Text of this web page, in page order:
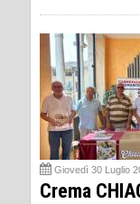
Giovedì 30 Luglio
Crema